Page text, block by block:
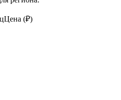
Цена (₽)